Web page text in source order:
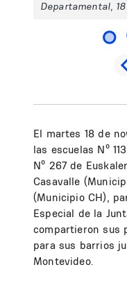
Departamental,
El martes 18 de
las escuelas Nº
Nº 267 de
Casavalle
(Municipio CH),
Especial de la
compartieron sus
para sus barrios
Montevideo.